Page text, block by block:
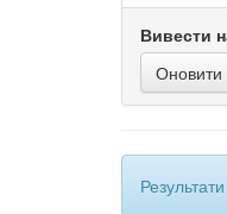
Вивести